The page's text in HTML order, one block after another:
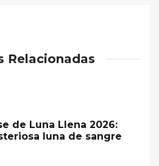
Relacionadas
de Luna Llena 2026:
luna de sangre